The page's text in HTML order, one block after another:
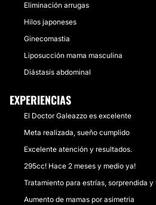
Eliminación arrugas
Hilos japoneses
Ginecomastia
Liposucción mama masculina
Diástasis abdominal
EXPERIENCIAS
El Doctor Galeazzo es excelente
Meta realizada, sueño cumplido
Excelente atención y resultados.
295cc! Hace 2 meses y medio ya!
Tratamiento para estrías, sorprendida
Aumento de mamas por asimetria